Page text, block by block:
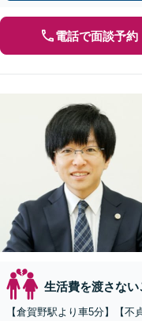
電話で面談予約
生活費を渡さな
【倉賀野駅より車5分】【